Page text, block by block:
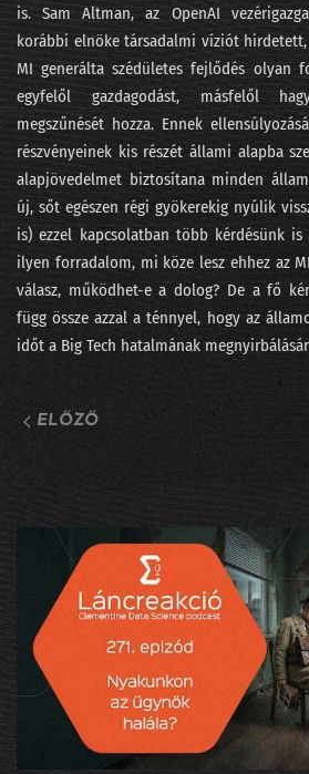
#256 - Fekete hattyú, a
#255 - Százkilencvenkilenc
254 - Meglepetés e költemény
253 - Az agentic két éven
251 - A Minerva súlyozást
250 - Járnak-e pszichiáterhez
249 - Okoska és a hét prompt
248 - Szédült ügynökök
247 - Tücsök és bogár és
246 - Fejlesszünk szoftvert
244 - 5+1 téveszme az AI-ról
243 - Ebből még nagy
242 - Újévi tücsök és bogár
241 - Boldog új évet kívánnak
240 - Az AI, a lélek és a
is. Sam Altman, az OpenAI
korábbi elnöke társadalmi víziót
MI generálta szédületes fejlődés olyan
egyfelől gazdagodást, másfelől
megszűnését hozza. Ennek
részvényeinek kis részét állami alapba
alapjövedelmet biztosítana minden
új, sőt egészen régi gyökerekig nyúlik
is) ezzel kapcsolatban több kérdésünk
ilyen forradalom, mi köze lesz ehhez az
válasz, működhet-e a dolog? De a fő
függ össze azzal a ténnyel, hogy az
időt a Big Tech hatalmának
ELŐZŐ